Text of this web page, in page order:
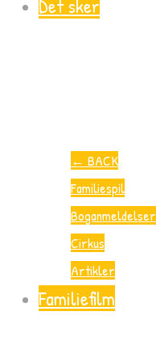
Det sker
← BACK
Familiespil
Boganmeldelser
Cirkus
Artikler
Familiefilm